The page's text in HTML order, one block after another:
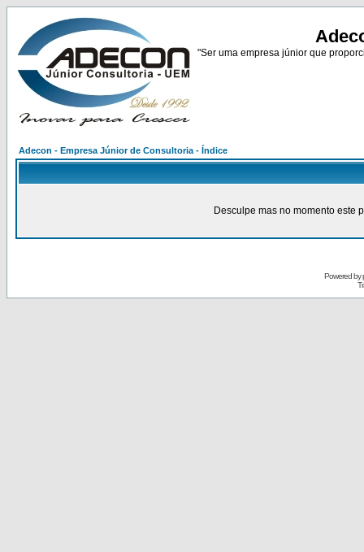
"Ser uma empresa júnior que
Adecon - Empresa Júnior de Consultoria - Índice
Desculpe mas no momento este
Powered by